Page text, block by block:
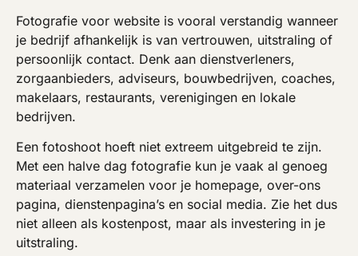
Fotografie voor website is vooral verstandig wanneer
je bedrijf afhankelijk is van vertrouwen, uitstraling of
persoonlijk contact. Denk aan dienstverleners,
zorgaanbieders, adviseurs, bouwbedrijven, coaches,
makelaars, restaurants, verenigingen en lokale
bedrijven.
Een fotoshoot hoeft niet extreem uitgebreid te zijn.
Met een halve dag fotografie kun je vaak al genoeg
materiaal verzamelen voor je homepage, over-ons
pagina, dienstenpagina’s en social media. Zie het dus
niet alleen als kostenpost, maar als investering in je
uitstraling.